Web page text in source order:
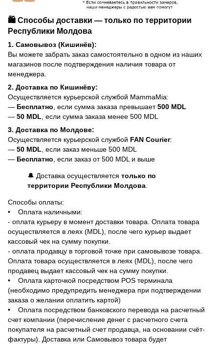
🛍️ Способы доставки — только по территории
Республики Молдова
1. Самовывоз (Кишинёв):
Вы можете забрать заказ самостоятельно в одном из наших
магазинов после подтверждения наличия товара от
менеджера.
2. Доставка по Кишинёву:
Осуществляется курьерской службой MammaMia:
— Бесплатно , если сумма заказа превышает500 MDL
— 50 MDL , если сумма заказа менее 500 MDL
3. Доставка по Молдове:
Осуществляется курьерской службой FAN Courier:
— 50 MDL , если заказ меньше 500 MDL
— Бесплатно , если заказ от 500 MDL и выше
🔔 Доставка осуществляется только по
территории Республики Молдова
Способы оплаты:
• Оплата наличными:
- оплата курьеру в момент доставки товара. Оплата товара
осуществляется в леях (MDL), после чего курьер выдает
кассовый чек на сумму покупки.
- оплата продавцу в торговой точке при самовывозе товара.
Оплата товара осуществляется в леях (MDL), после чего
продавец выдает кассовый чек на сумму покупки.
• Оплата карточкой посредством POS терминала
(необходимо предупредить менеджера при подтверждении
заказа о желании оплатить картой)
• Оплата посредством банковского перевода на расчетный
счет компании (перечисление денег с расчетного счета
покупателя на расчетный счет продавца, на основании счёт-
фактуры). Доставка или Самовывоз товара будет